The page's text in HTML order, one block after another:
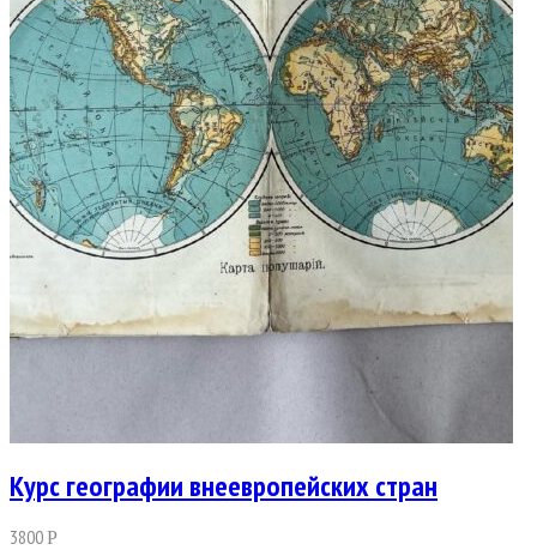
Курс географии внеевропейских стран
3800Р